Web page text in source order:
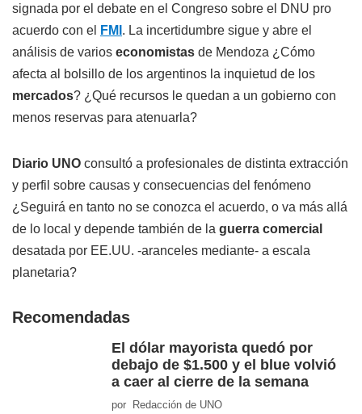
signada por el debate en el Congreso sobre el DNU pro
acuerdo con el
FMI . La incertidumbre sigue y abre el
análisis de varios economistas de Mendoza ¿Cómo
afecta al bolsillo de los argentinos la inquietud de los
mercados? ¿Qué recursos le quedan a un gobierno con
menos reservas para atenuarla?
Diario UNO consultó a profesionales de distinta extracción
y perfil sobre causas y consecuencias del fenómeno
¿Seguirá en tanto no se conozca el acuerdo, o va más allá
de lo local y depende también de la guerra comercial
desatada por EE.UU. -aranceles mediante- a escala
planetaria?
Recomendadas
El dólar mayorista quedó por
debajo de $1.500 y el blue volvió
a caer al cierre de la semana
por Redacción de UNO